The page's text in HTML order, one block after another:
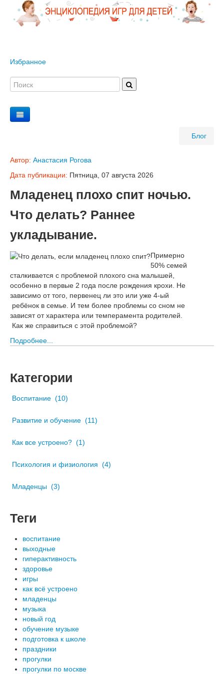
Избранное
Блог
Автор: Анастасия Рогова
Дата публикации: Пятница, 07 августа 2026
Младенец плохо спит ночью.
Что делать? Раннее
укладывание.
Примерно
50% семей
сталкивается с проблемой плохого сна малышей,
особенно в первые 2 года после рождения крохи. Не
зависимо от того, первенец ли это или уже 4-ый
ребёнок в семье. И тем более проблемы со сном не
зависят от характера или темперамента родителей.
Как же справиться с этой проблемой?
Подробнее...
Категории
Воспитание (10)
Развитие и обучение (11)
Как все устроено? (1)
Психология и физиология (4)
Младенцы (3)
Теги
воспитание
выходные
гиперактивность
здоровье
игры
как всё устроено
младенцы
музыка
новый год
обучение музыке
подготовка к школе
праздники
прогулки
прогулки по москве